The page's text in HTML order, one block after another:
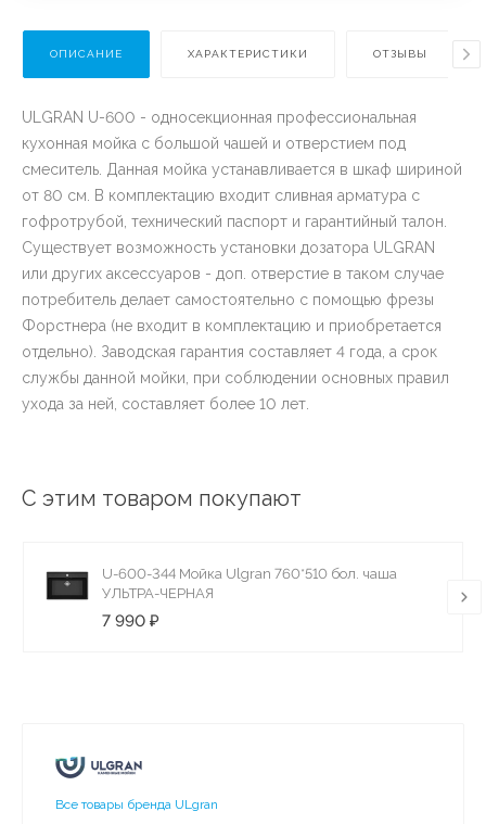
ОПИСАНИЕ ХАРАКТЕРИСТИКИ ОТЗЫВЫ
ULGRAN U-600 - односекционная профессиональная
кухонная мойка с большой чашей и отверстием под
смеситель. Данная мойка устанавливается в шкаф шириной
от 80 см. В комплектацию входит сливная арматура с
гофротрубой, технический паспорт и гарантийный талон.
Существует возможность установки дозатора ULGRAN
или других аксессуаров - доп. отверстие в таком случае
потребитель делает самостоятельно с помощью фрезы
Форстнера (не входит в комплектацию и приобретается
отдельно). Заводская гарантия составляет 4 года, а срок
службы данной мойки, при соблюдении основных правил
ухода за ней, составляет более 10 лет.
С этим товаром покупают
U-600-344 Мойка Ulgran 760*510 бол. чаша
УЛЬТРА-ЧЕРНАЯ
7 990 ₽
Все товары бренда ULgran